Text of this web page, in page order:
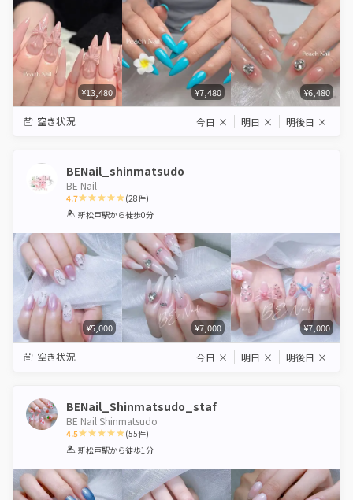
¥13,480 ¥7,480 ¥6,480
空き状況 今日 × 明日 × 明後日 ×
BENail_shinmatsudo
BE Nail
4.7
1 2 3 4 5
(28件)
新松戸駅から徒歩0分
¥5,000 ¥7,000 ¥7,000
空き状況 今日 × 明日 × 明後日 ×
BENail_Shinmatsudo_staf
BE Nail Shinmatsudo
4.5
1 2 3 4 5
(55件)
新松戸駅から徒歩1分